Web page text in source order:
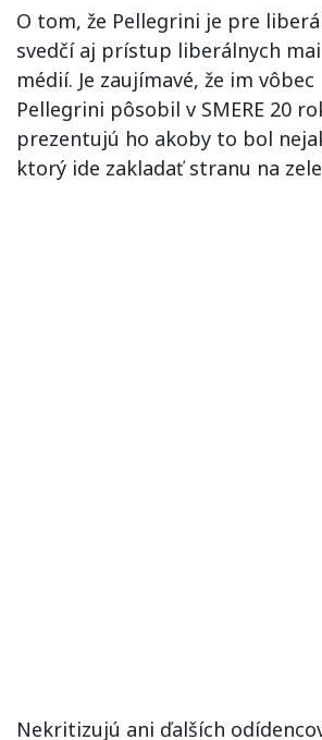
O tom, že Pellegrini je pre
svedčí aj prístup liberálnych
médií. Je zaujímavé, že im
Pellegrini pôsobil v SMERE 20
prezentujú ho akoby to bol
ktorý ide zakladať stranu na
Nekritizujú ani ďalších